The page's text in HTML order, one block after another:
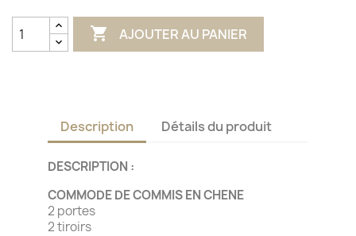
 AJOUTER AU PANIER
Description Détails du produit
DESCRIPTION :
COMMODE DE COMMIS EN CHENE
2 portes
2 tiroirs